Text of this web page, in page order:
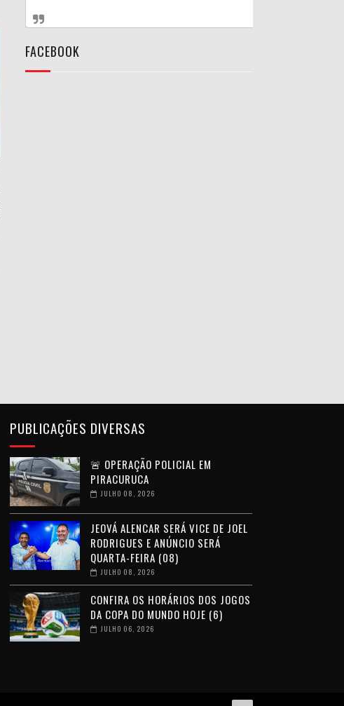
FACEBOOK
PUBLICAÇÕES DIVERSAS
🚨 OPERAÇÃO POLICIAL EM
PIRACURUCA
JULHO 08, 2026
JEOVÁ ALENCAR SERÁ VICE DE JOEL
RODRIGUES E ANÚNCIO SERÁ
QUARTA-FEIRA (08)
JULHO 08, 2026
CONFIRA OS HORÁRIOS DOS JOGOS
DA COPA DO MUNDO HOJE (6)
JULHO 06, 2026